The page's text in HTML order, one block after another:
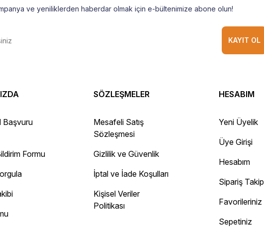
site
ve yeniliklerden haberdar olmak için e-bültenimize abone olun!
KAYIT OL
Başvuru
Formu
SÖZLEŞMELER
Mesafeli Satış
Sözleşmesi
Gizlilik ve Güvenlik
İptal ve İade Koşulları
Kişisel Veriler
Politikası
HESABIM
Yeni Üyelik
Üye Girişi
Hesabım
Sipariş Takip
Favorileriniz
Sepetiniz